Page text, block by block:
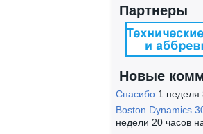
Партнеры
Новые
Спасибо 1 неделя
Boston Dynamics
недели 20 часов